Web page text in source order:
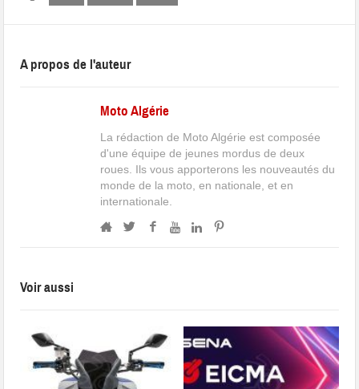
A propos de l'auteur
Moto Algérie
La rédaction de Moto Algérie est composée
d'une équipe de jeunes mordus de deux
roues. Ils vous apporterons les nouveautés du
monde de la moto, en nationale, et en
internationale.
Voir aussi